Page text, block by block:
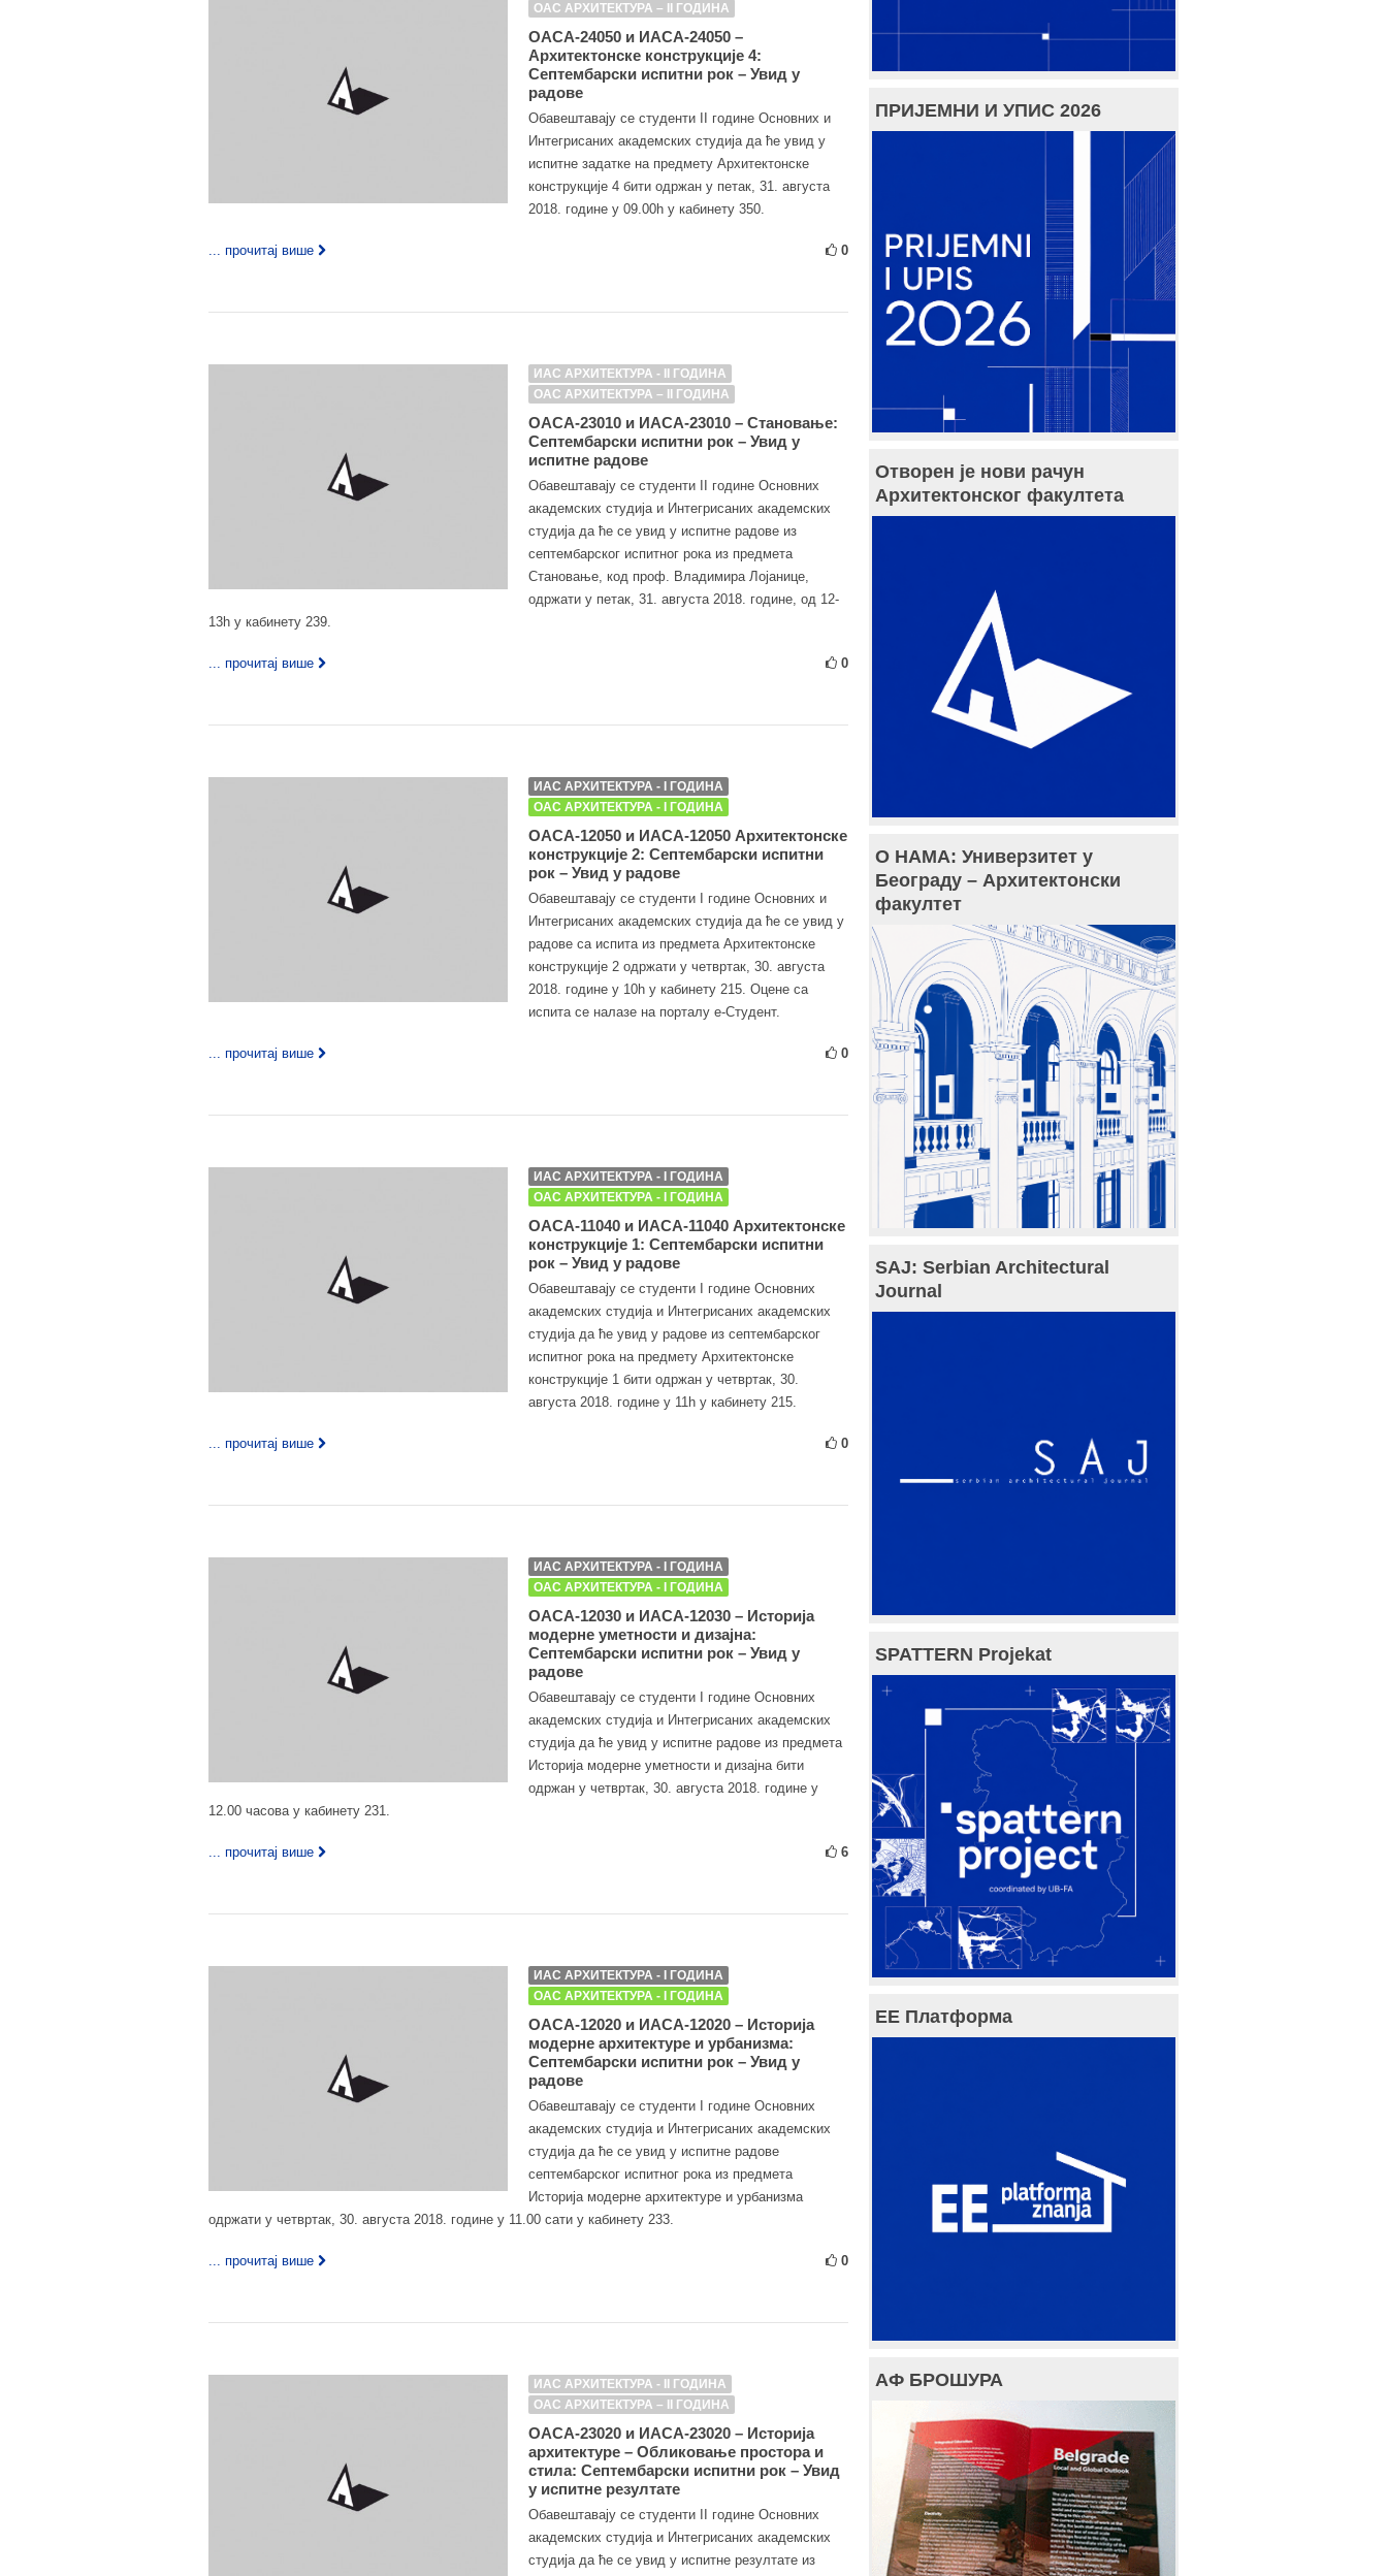
ОАС АРХИТЕКТУРА – II ГОДИНА
ОАСА-24050 и ИАСА-24050 –
Архитектонске конструкције 4:
Септембарски испитни рок – Увид у
радове
Обавештавају се студенти II године Основних и
Интегрисаних академских студија да ће увид у
испитне задатке на предмету Архитектонске
конструкције 4 бити одржан у петак, 31. августа
2018. године у 09.00h у кабинету 350.
... прочитај више 0
ИАС АРХИТЕКТУРА - II ГОДИНА
ОАС АРХИТЕКТУРА – II ГОДИНА
ОАСА-23010 и ИАСА-23010 – Становање:
Септембарски испитни рок – Увид у
испитне радове
Обавештавају се студенти II године Основних
академских студија и Интегрисаних академских
студија да ће се увид у испитне радове из
септембарског испитног рока из предмета
Становање, код проф. Владимира Лојанице,
одржати у петак, 31. августа 2018. године, од 12-
13h у кабинету 239.
... прочитај више 0
ИАС АРХИТЕКТУРА - I ГОДИНА
ОАС АРХИТЕКТУРА - I ГОДИНА
ОАСА-12050 и ИАСА-12050 Архитектонске
конструкције 2: Септембарски испитни
рок – Увид у радове
Обавештавају се студенти I године Основних и
Интегрисаних академских студија да ће се увид у
радове са испита из предмета Архитектонске
конструкције 2 одржати у четвртак, 30. августа
2018. године у 10h у кабинету 215. Оцене са
испита се налазе на порталу е-Студент.
... прочитај више 0
ИАС АРХИТЕКТУРА - I ГОДИНА
ОАС АРХИТЕКТУРА - I ГОДИНА
ОАСА-11040 и ИАСА-11040 Архитектонске
конструкције 1: Септембарски испитни
рок – Увид у радове
Обавештавају се студенти I године Основних
академских студија и Интегрисаних академских
студија да ће увид у радове из септембарског
испитног рока на предмету Архитектонске
конструкције 1 бити одржан у четвртак, 30.
августа 2018. године у 11h у кабинету 215.
... прочитај више 0
ИАС АРХИТЕКТУРА - I ГОДИНА
ОАС АРХИТЕКТУРА - I ГОДИНА
ОАСА-12030 и ИАСА-12030 – Историја
модерне уметности и дизајна:
Септембарски испитни рок – Увид у
радове
Обавештавају се студенти I године Основних
академских студија и Интегрисаних академских
студија да ће увид у испитне радове из предмета
Историја модерне уметности и дизајна бити
одржан у четвртак, 30. августа 2018. године у
12.00 часова у кабинету 231.
... прочитај више 6
ИАС АРХИТЕКТУРА - I ГОДИНА
ОАС АРХИТЕКТУРА - I ГОДИНА
ОАСА-12020 и ИАСА-12020 – Историја
модерне архитектуре и урбанизма:
Септембарски испитни рок – Увид у
радове
Обавештавају се студенти I године Основних
академских студија и Интегрисаних академских
студија да ће се увид у испитне радове
септембарског испитног рока из предмета
Историја модерне архитектуре и урбанизма
одржати у четвртак, 30. августа 2018. године у 11.00 сати у кабинету 233.
... прочитај више 0
ИАС АРХИТЕКТУРА - II ГОДИНА
ОАС АРХИТЕКТУРА – II ГОДИНА
ОАСА-23020 и ИАСА-23020 – Историја
архитектуре – Обликовање простора и
стила: Септембарски испитни рок – Увид
у испитне резултате
Обавештавају се студенти II године Основних
академских студија и Интегрисаних академских
студија да ће се увид у испитне резултате из
ПРИЈЕМНИ И УПИС 2026
Отворен је нови рачун
Архитектонског факултета
О НАМА: Универзитет у
Београду – Архитектонски
факултет
SAJ: Serbian Architectural
Journal
SPATTERN Projekat
ЕЕ Платформа
АФ БРОШУРА